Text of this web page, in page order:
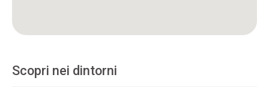
Scopri nei dintorni